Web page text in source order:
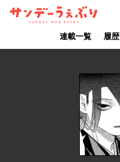
サンデーうぇ
連載一覧 履歴